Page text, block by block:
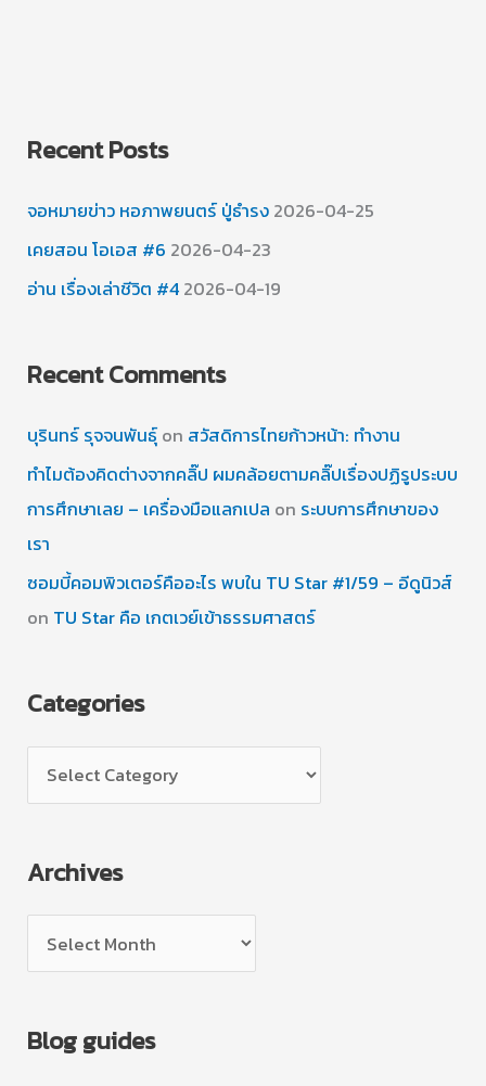
Recent Posts
จอหมายข่าว หอภาพยนตร์ ปู่ธำรง 2026-04-25
เคยสอน โอเอส #6 2026-04-23
อ่าน เรื่องเล่าชีวิต #4 2026-04-19
Recent Comments
บุรินทร์ รุจจนพันธุ์on สวัสดิการไทยก้าวหน้า: ทำงาน
ทำไมต้องคิดต่างจากคลิ๊ป ผมคล้อยตามคลิ๊ปเรื่องปฏิรูประบบ
การศึกษาเลย – เครื่องมือแลกเปล on ระบบการศึกษาของ
เรา
ซอมบี้คอมพิวเตอร์คืออะไร พบใน TU Star #1/59 – อีดูนิวส์
on TU Star คือ เกตเวย์เข้าธรรมศาสตร์
Categories
a
e
r
e
Archives
r
h
Blog guides